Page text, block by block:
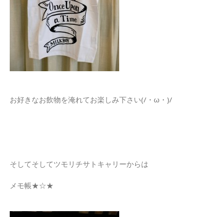
お好きなお飲物を淹れてお楽しみ下さい(/・ω・)/
そしてそしてツモリチサトキャリーからは
メモ帳★☆★